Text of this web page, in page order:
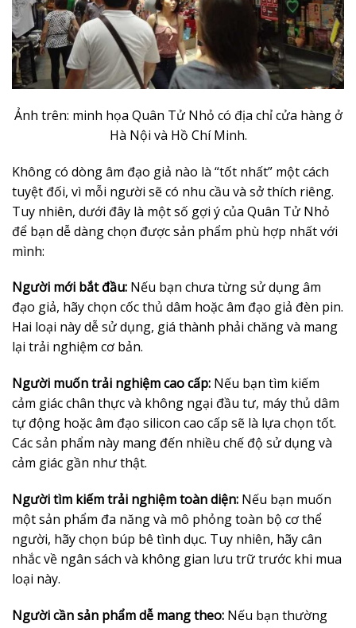
Ảnh trên: minh họa Quân Tử Nhỏ có địa chỉ cửa hàng ở
Hà Nội và Hồ Chí Minh.
Không có dòng âm đạo giả nào là “tốt nhất” một cách
tuyệt đối, vì mỗi người sẽ có nhu cầu và sở thích riêng.
Tuy nhiên, dưới đây là một số gợi ý của Quân Tử Nhỏ
để bạn dễ dàng chọn được sản phẩm phù hợp nhất với
mình:
Người mới bắt đầu: Nếu bạn chưa từng sử dụng âm
đạo giả, hãy chọn cốc thủ dâm hoặc âm đạo giả đèn pin.
Hai loại này dễ sử dụng, giá thành phải chăng và mang
lại trải nghiệm cơ bản.
Người muốn trải nghiệm cao cấp: Nếu bạn tìm kiếm
cảm giác chân thực và không ngại đầu tư, máy thủ dâm
tự động hoặc âm đạo silicon cao cấp sẽ là lựa chọn tốt.
Các sản phẩm này mang đến nhiều chế độ sử dụng và
cảm giác gần như thật.
Người tìm kiếm trải nghiệm toàn diện: Nếu bạn muốn
một sản phẩm đa năng và mô phỏng toàn bộ cơ thể
người, hãy chọn búp bê tình dục. Tuy nhiên, hãy cân
nhắc về ngân sách và không gian lưu trữ trước khi mua
loại này.
Người cần sản phẩm dễ mang theo: Nếu bạn thường